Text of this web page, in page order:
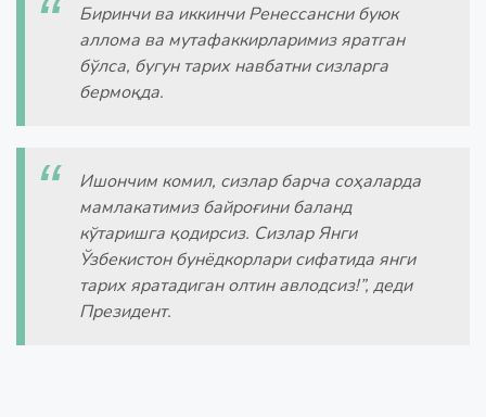
Биринчи ва иккинчи Ренессансни буюк
аллома ва мутафаккирларимиз яратган
бўлса, бугун тарих навбатни сизларга
бермоқда.
Ишончим комил, сизлар барча соҳаларда
мамлакатимиз байроғини баланд
кўтаришга қодирсиз. Сизлар Янги
Ўзбекистон бунёдкорлари сифатида янги
тарих яратадиган олтин авлодсиз!”, деди
Президент.